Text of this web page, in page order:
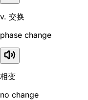
v. 交换
phase change
相变
no change